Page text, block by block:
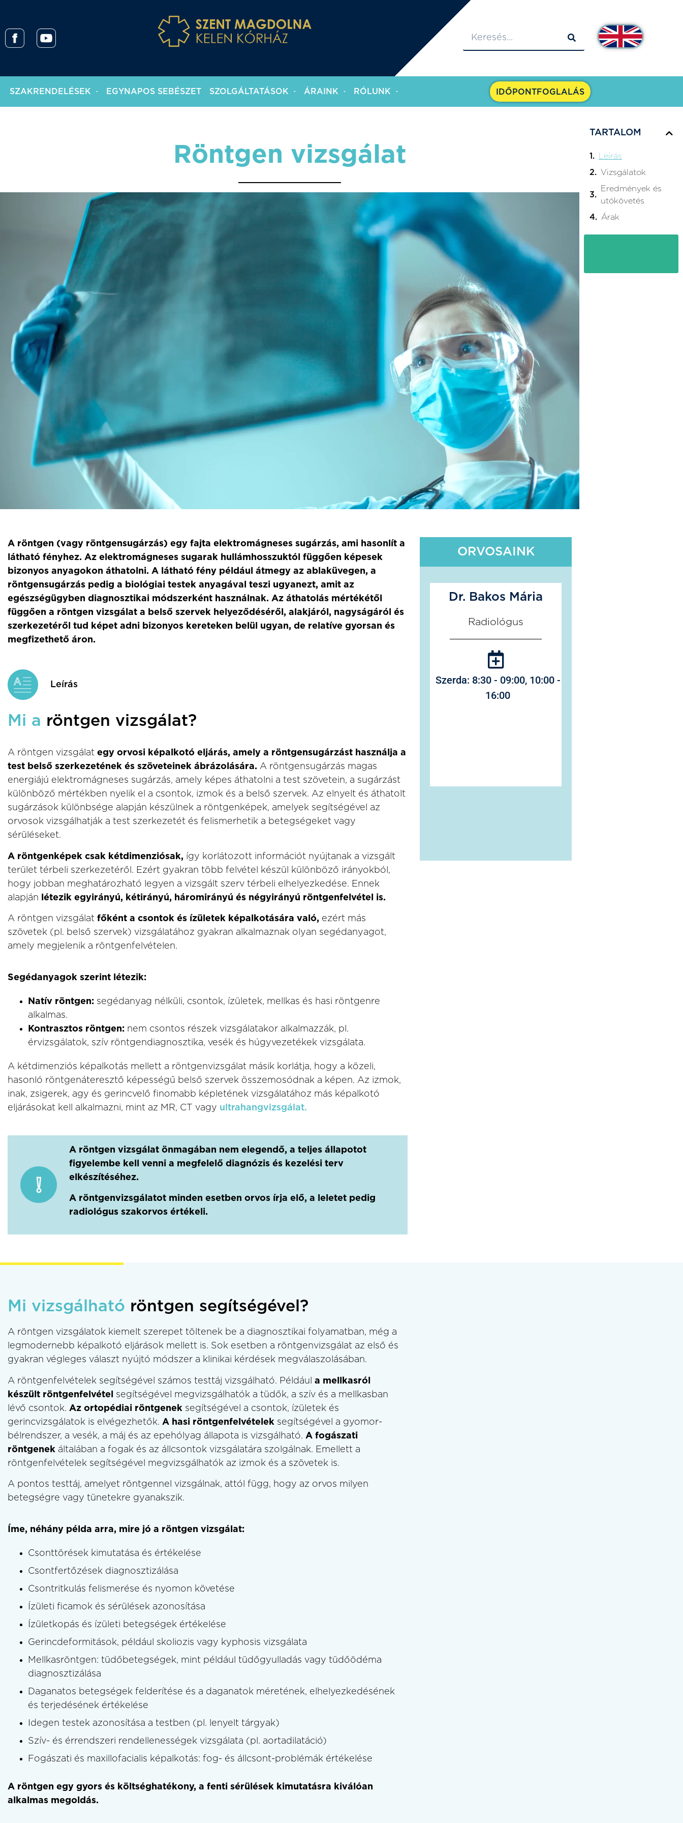
SZAKRENDELÉSEK EGYNAPOS SEBÉSZET SZOLGÁLTATÁSOK ÁRAINK RÓLUNK IDŐPONTFOGLALÁS
Röntgen vizsgálat
A röntgen (vagy röntgensugárzás) egy fajta elektromágneses sugárzás, ami hasonlít a
látható fényhez. Az elektromágneses sugarak hullámhosszuktól függően képesek
bizonyos anyagokon áthatolni. A látható fény például átmegy az ablaküvegen, a
röntgensugárzás pedig a biológiai testek anyagával teszi ugyanezt, amit az
egészségügyben diagnosztikai módszerként használnak. Az áthatolás mértékétől
függően a röntgen vizsgálat a belső szervek helyeződéséről, alakjáról, nagyságáról és
szerkezetéről tud képet adni bizonyos kereteken belül ugyan, de relatíve gyorsan és
megfizethető áron.
Leírás
Mi a röntgen vizsgálat?
A röntgen vizsgálat egy orvosi képalkotó eljárás, amely a röntgensugárzást használja a
test belső szerkezetének és szöveteinek ábrázolására. A röntgensugárzás magas
energiájú elektromágneses sugárzás, amely képes áthatolni a test szövetein, a sugárzást
különböző mértékben nyelik el a csontok, izmok és a belső szervek. Az elnyelt és áthatolt
sugárzások különbsége alapján készülnek a röntgenképek, amelyek segítségével az
orvosok vizsgálhatják a test szerkezetét és felismerhetik a betegségeket vagy
sérüléseket.
A röntgenképek csak kétdimenziósak, így korlátozott információt nyújtanak a vizsgált
terület térbeli szerkezetéről. Ezért gyakran több felvétel készül különböző irányokból,
hogy jobban meghatározható legyen a vizsgált szerv térbeli elhelyezkedése. Ennek
alapján
létezik egyirányú, kétirányú, háromirányú és négyirányú röntgenfelvétel is.
A röntgen vizsgálat főként a csontok és ízületek képalkotására való, ezért más
szövetek (pl. belső szervek) vizsgálatához gyakran alkalmaznak olyan segédanyagot,
amely megjelenik a röntgenfelvételen.
Segédanyagok szerint létezik:
Natív röntgen: segédanyag nélküli, csontok, ízületek, mellkas és hasi röntgenre
alkalmas.
Kontrasztos röntgen: nem csontos részek vizsgálatakor alkalmazzák, pl.
érvizsgálatok, szív röntgendiagnosztika, vesék és húgyvezetékek vizsgálata.
A kétdimenziós képalkotás mellett a röntgenvizsgálat másik korlátja, hogy a közeli,
hasonló röntgenáteresztő képességű belső szervek összemosódnak a képen. Az izmok,
inak, zsigerek, agy és gerincvelő finomabb képletének vizsgálatához más képalkotó
eljárásokat kell alkalmazni, mint az MR, CT vagy ultrahangvizsgálat.
TARTALOM
Leírás
Vizsgálatok
Eredmények és
utókövetés
Árak
ORVOSAINK
Dr. Bakos Mária
Radiológus
Szerda: 8:30 - 09:00, 10:00 -
16:00
A röntgen vizsgálat önmagában nem elegendő, a teljes állapotot
figyelembe kell venni a megfelelő diagnózis és kezelési terv
elkészítéséhez.
A röntgenvizsgálatot minden esetben orvos írja elő, a leletet pedig
radiológus szakorvos értékeli.
Mi vizsgálható röntgen segítségével?
A röntgen vizsgálatok kiemelt szerepet töltenek be a diagnosztikai folyamatban, még a
legmodernebb képalkotó eljárások mellett is. Sok esetben a röntgenvizsgálat az első és
gyakran végleges választ nyújtó módszer a klinikai kérdések megválaszolásában.
A röntgenfelvételek segítségével számos testtáj vizsgálható. Például a mellkasról
készült röntgenfelvétel
segítségével megvizsgálhatók a tüdők, a szív és a mellkasban
lévő csontok. Az ortopédiai röntgenek segítségével a csontok, ízületek és
gerincvizsgálatok is elvégezhetők. A hasi röntgenfelvételek segítségével a gyomor-
bélrendszer, a vesék, a máj és az epehólyag állapota is vizsgálható. A fogászati
röntgenek általában a fogak és az állcsontok vizsgálatára szolgálnak. Emellett a
röntgenfelvételek segítségével megvizsgálhatók az izmok és a szövetek is.
A pontos testtáj, amelyet röntgennel vizsgálnak, attól függ, hogy az orvos milyen
betegségre vagy tünetekre gyanakszik.
Íme, néhány példa arra, mire jó a röntgen vizsgálat:
Csonttörések kimutatása és értékelése
Csontfertőzések diagnosztizálása
Csontritkulás felismerése és nyomon követése
Ízületi ficamok és sérülések azonosítása
Ízületkopás és ízületi betegségek értékelése
Gerincdeformitások, például skoliozis vagy kyphosis vizsgálata
Mellkasröntgen: tüdőbetegségek, mint például tüdőgyulladás vagy tüdőödéma
diagnosztizálása
Daganatos betegségek felderítése és a daganatok méretének, elhelyezkedésének
és terjedésének értékelése
Idegen testek azonosítása a testben (pl. lenyelt tárgyak)
Szív- és érrendszeri rendellenességek vizsgálata (pl. aortadilatáció)
Fogászati és maxillofacialis képalkotás: fog- és állcsont-problémák értékelése
A röntgen egy gyors és költséghatékony, a fenti sérülések kimutatásra kiválóan
alkalmas megoldás.